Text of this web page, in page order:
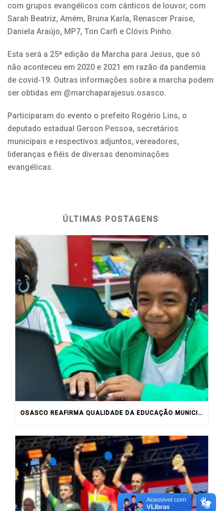
com grupos evangélicos com cânticos de louvor, com
Sarah Beatriz, Amém, Bruna Karla, Renascer Praise,
Daniela Araújo, MP7, Ton Carfi e Clóvis Pinho.
Esta será a 25ª edição da Marcha para Jesus, que só
não aconteceu em 2020 e 2021 em razão da pandemia
de covid-19. Outras informações sobre a marcha podem
ser obtidas em @marchaparajesus.osasco.
Participaram do evento o prefeito Rogério Lins, o
deputado estadual Gerson Pessoa, secretários
municipais e respectivos adjuntos, vereadores,
lideranças e fiéis de diversas denominações
evangélicas.
ÚLTIMAS POSTAGENS
OSASCO REAFIRMA QUALIDADE DA EDUCAÇÃO MUNICIPAL COM RESULTADOS DO IDEB